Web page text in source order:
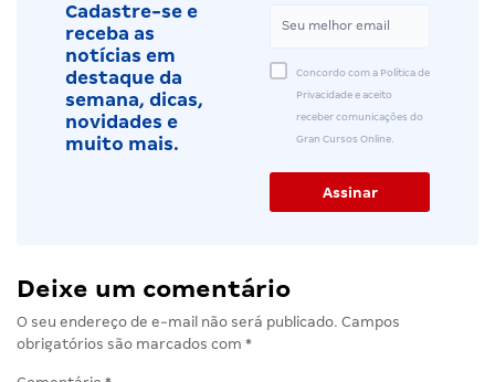
Cadastre-se e
receba as
notícias em
destaque da
semana, dicas,
novidades e
muito mais.
Concordo com a Política de
Privacidade e aceito
receber comunicações do
Gran Cursos Online.
Deixe um comentário
O seu endereço de e-mail não será publicado. Campos
obrigatórios são marcados com *